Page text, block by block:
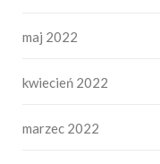
maj 2022
kwiecień 2022
marzec 2022